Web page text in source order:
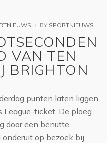
BY SPORTNIEUWS
VAN TEN
BRIGHTON
punten laten liggen
League-ticket. De ploeg
door een benutte
op bezoek bij